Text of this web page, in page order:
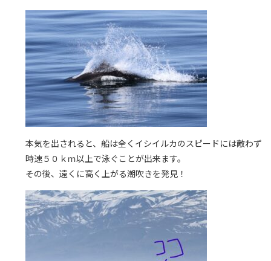
本気を出されると、船は全くイシイルカのスピードには敵わず
時速５０ｋｍ以上で泳ぐことが出来ます。
その後、遠くに高く上がる潮吹きを発見！